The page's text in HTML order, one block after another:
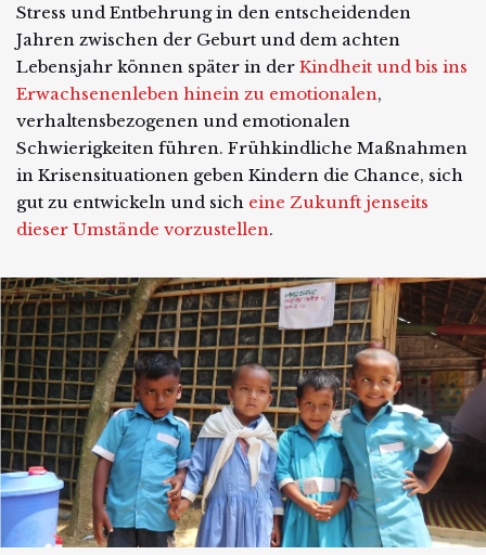
Stress und Entbehrung in den entscheidenden
Jahren zwischen der Geburt und dem achten
Lebensjahr können später in der Kindheit und bis ins
Erwachsenenleben hinein zu emotionalen,
verhaltensbezogenen und emotionalen
Schwierigkeiten führen. Frühkindliche Maßnahmen
in Krisensituationen geben Kindern die Chance, sich
gut zu entwickeln und sich eine Zukunft jenseits
dieser Umstände vorzustellen.